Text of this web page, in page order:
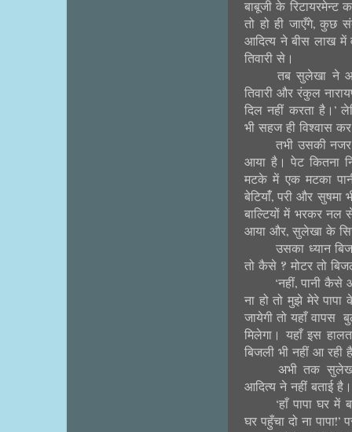
बाबूजी के
तो हो ही जाएँगे, कुछ
आदित्य ने बीस लाख में
तिवारी से।
तब सुलेखा ने
तिवारी और रंकुल
दिल नहीं करता है।’
भी सहज ही विश्वास
तभी उसकी नजर
आया है। पेट कितना
मटके में एक मटका
बेटियांँ, परी और सुषमा
बाल्टियों में भरकर नल
आया और, सुलेखा के सिर
उसका ध्यान
तो कैसे ? मोटर तो
‘नहीं, पानी कैसे
ना हो तो मुझे मेरे
जायेगी तो यहाँ वापस
मिलेगा। यहाँ इस
बिजली भी नहीं आ रही
अभी तक
आदित्य ने नहीं बताई
‘हाँ पापा घर
घर पहुँचा दो ना पापा!’